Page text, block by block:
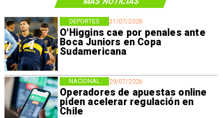
31/07/2026
O'Higgins cae por penales ante
Boca Juniors en Copa
Sudamericana
DEPORTES
29/07/2026
Operadores de apuestas online
piden acelerar regulación en
Chile
NACIONAL